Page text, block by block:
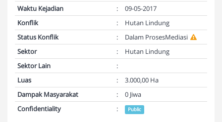
Waktu Kejadian
:
09-05-2017
Konflik
:
Hutan Lindung
Status Konflik
:
Dalam ProsesMediasi
Sektor
:
Hutan Lindung
Sektor Lain
:
Luas
:
3.000,00 Ha
Dampak Masyarakat
:
0 Jiwa
Confidentiality
: Public